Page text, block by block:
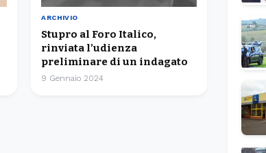
ARCHIVIO
Stupro al Foro Italico,
rinviata l’udienza
preliminare di un indagato
9 Gennaio 2024